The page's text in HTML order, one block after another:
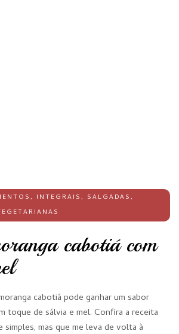
, INTEGRAIS, SALGADAS,
cabotiá com
cabotiá pode ganhar um sabor
toque de sálvia e mel. Confira a receita
mas que me leva de volta à